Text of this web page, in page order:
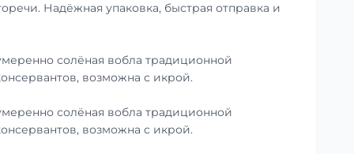
Надёжная упаковка, быстрая отправка и
солёная вобла традиционной
возможна с икрой.
солёная вобла традиционной
возможна с икрой.